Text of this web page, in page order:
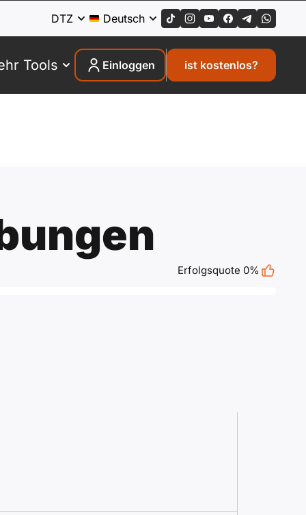
DTZ Deutsch
Tools Einloggen ist kostenlos?
Erfolgsquote 0%